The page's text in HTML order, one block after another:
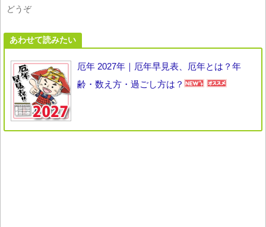
どうぞ
あわせて読みたい
厄年 2027年｜厄年早見表、厄年とは？年
齢・数え方・過ごし方は？